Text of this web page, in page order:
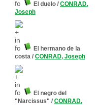
El duelo / CONRAD,
Joseph
El hermano de la
costa / CONRAD, Joseph
El negro del
"Narcissus" / CONRAD,